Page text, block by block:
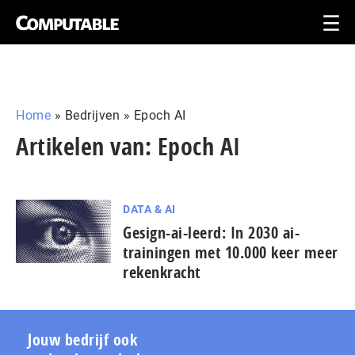
Home » Bedrijven » Epoch AI
Artikelen van: Epoch AI
DATA & AI
Gesign-ai-leerd: In 2030 ai-
trainingen met 10.000 keer meer
rekenkracht
Jouw bedrijf ook